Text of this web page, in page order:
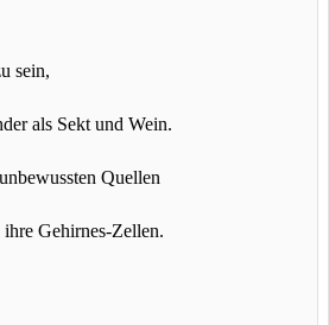
sein,
als Sekt und Wein.
Quellen
Gehirnes-Zellen.